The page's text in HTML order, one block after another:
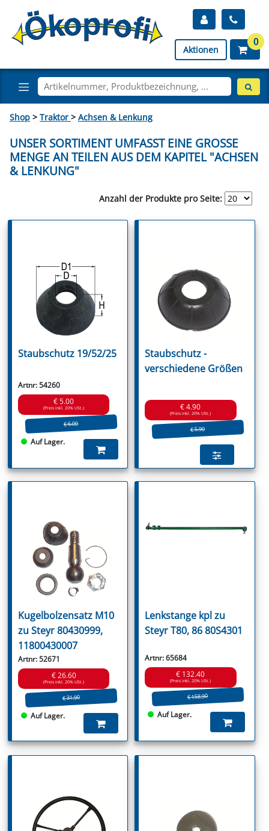
Aktionen
0
Shop > Traktor > Achsen & Lenkung
UNSER SORTIMENT UMFASST EINE GROSSE M
ENGE AN TEILEN AUS DEM KAPITEL "ACHSEN &
LENKUNG"
Anzahl der Produkte pro Seite:
Staubschutz 19/52/25
Artnr: 54260
€ 5.00
(Preis inkl. 20% USt.)
€ 6.00
Auf Lager.
Staubschutz -
verschiedene Größen
€ 4.90
(Preis inkl. 20% USt.)
€ 5.90
Kugelbolzensatz M10
zu Steyr 80430999,
11800430007
Artnr: 52671
€ 26.60
(Preis inkl. 20% USt.)
€ 31.90
Auf Lager.
Lenkstange kpl zu
Steyr T80, 86 80S4301
Artnr: 65684
€ 132.40
(Preis inkl. 20% USt.)
€ 158.90
Auf Lager.